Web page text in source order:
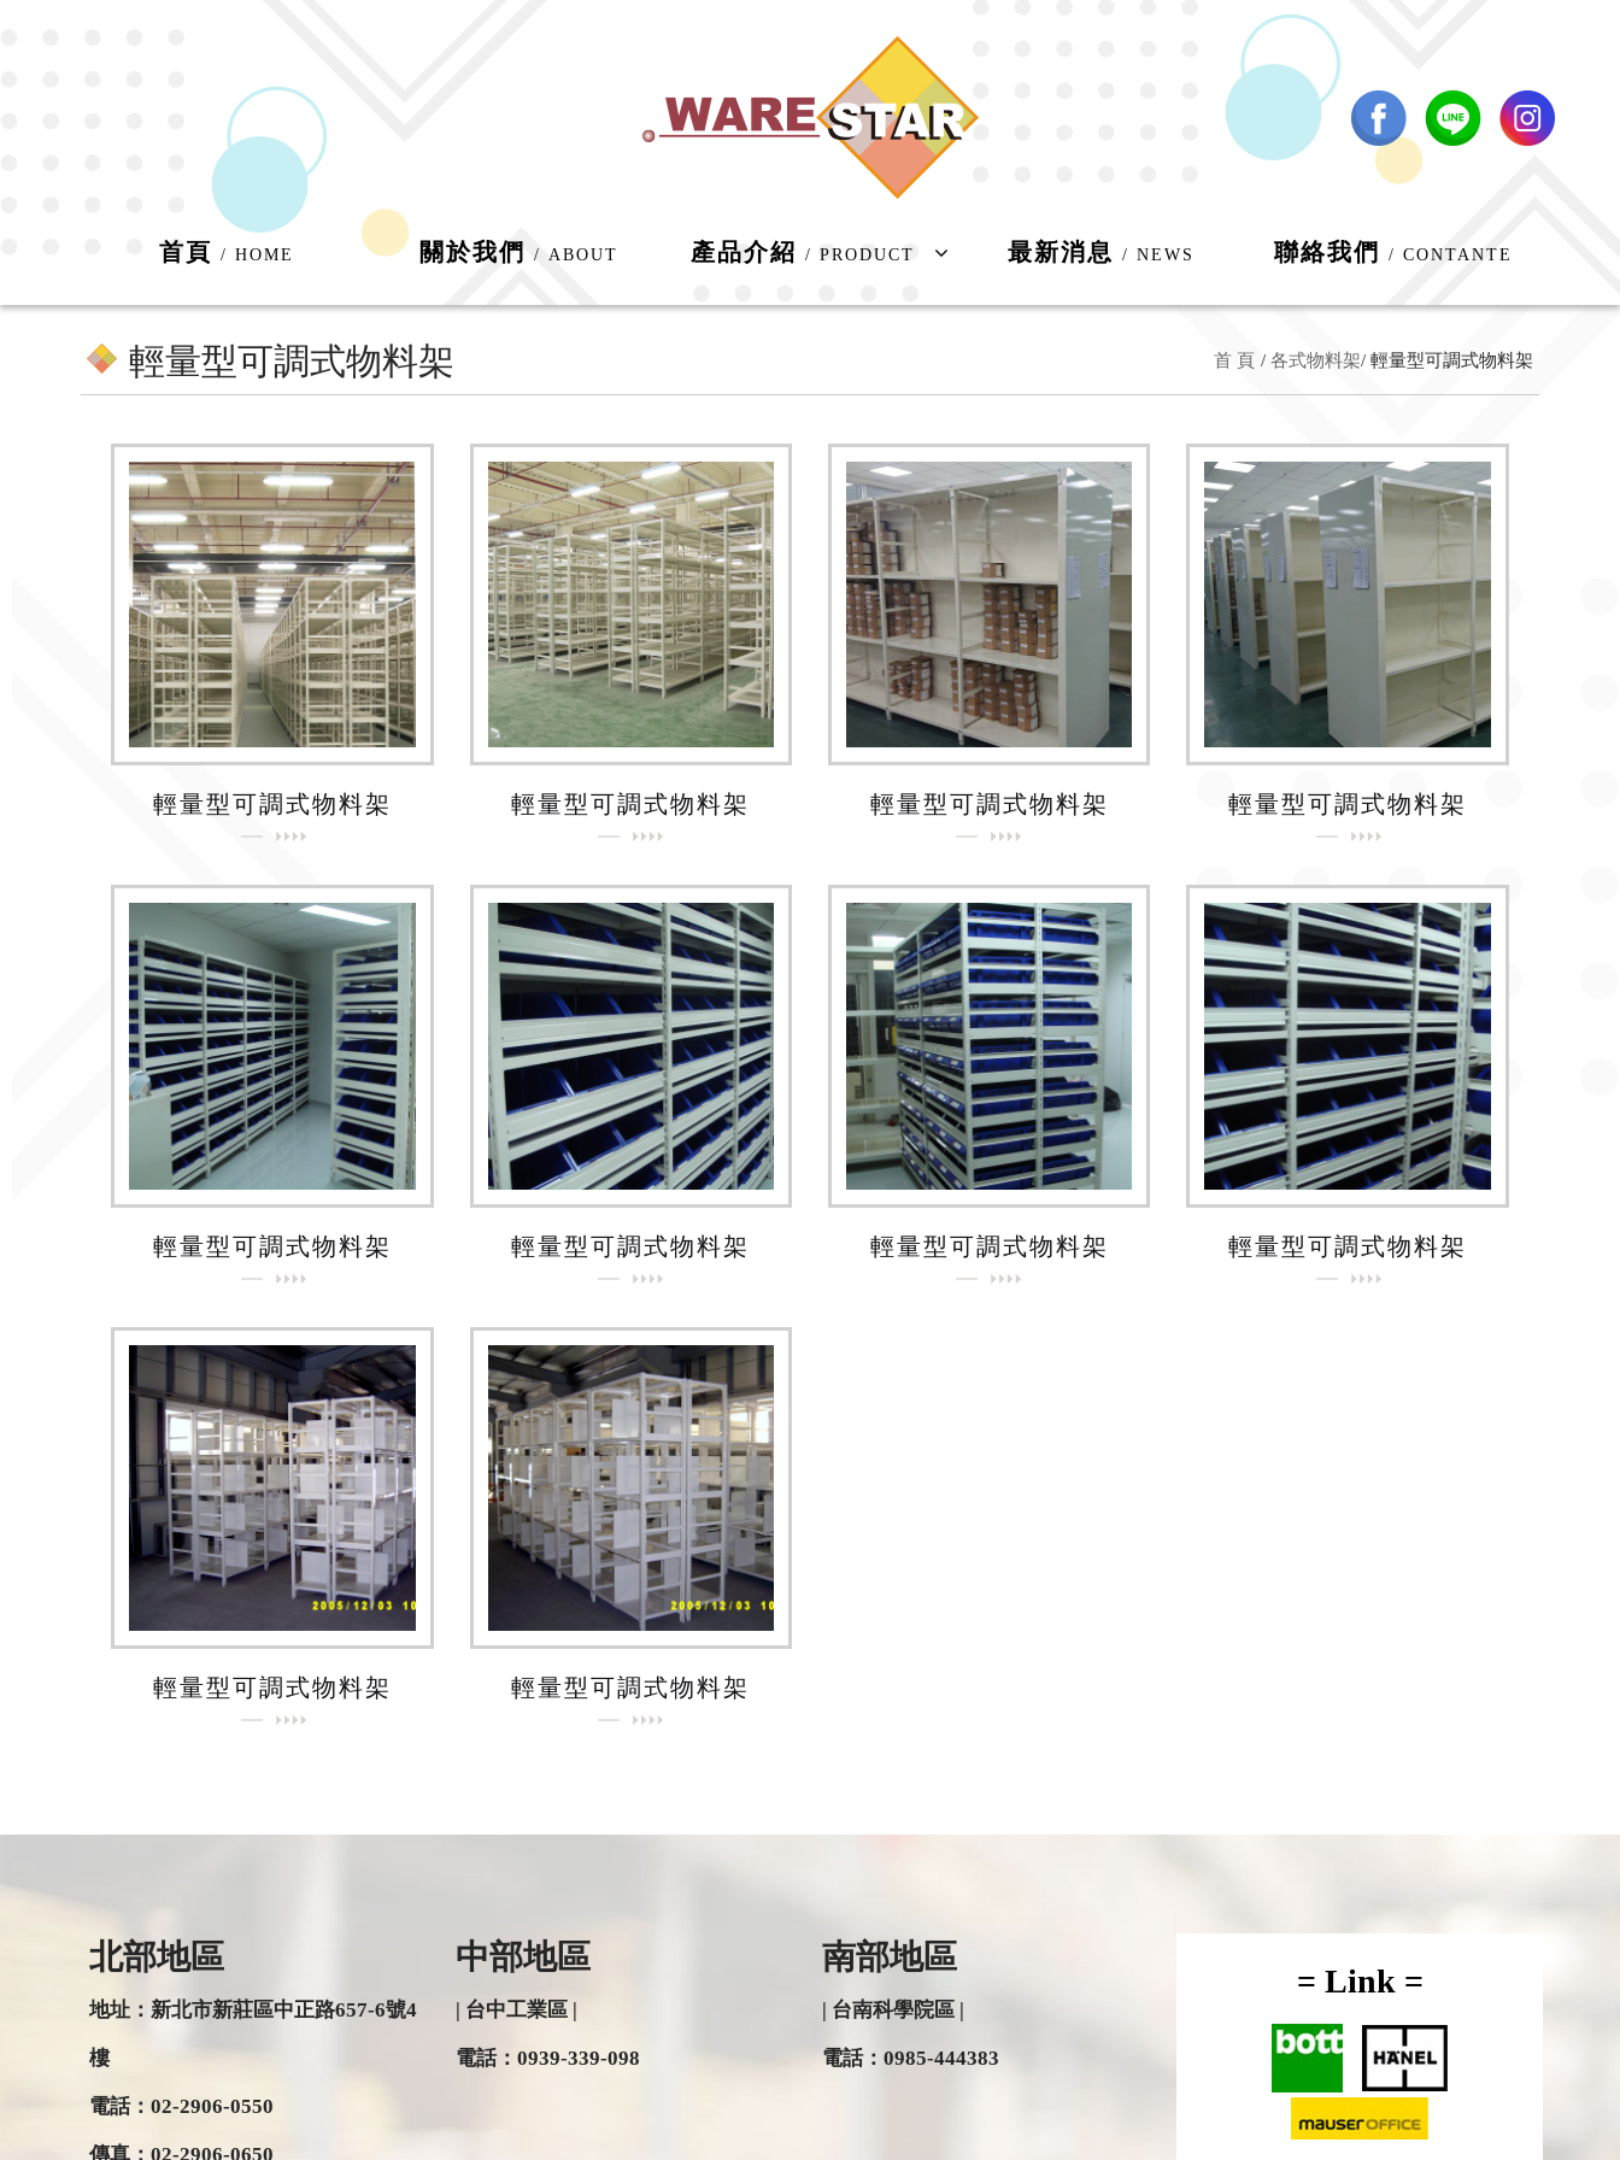
首頁/ HOME 關於我們 / ABOUT 產品介紹 / PRODUCT 最新消息/ NEWS 聯絡我們 / CONTANTE
輕量型可調式物料架 首 頁 各式物料架 輕量型可調式物料架
輕量型可調式物料架 輕量型可調式物料架 輕量型可調式物料架 輕量型可調式物料架
輕量型可調式物料架 輕量型可調式物料架 輕量型可調式物料架 輕量型可調式物料架
輕量型可調式物料架 輕量型可調式物料架
北部地區
地址：新北市新莊區中正路657-6號4
樓
電話： 02-2906-0550
傳真： 02-2906-0650
中部地區
| 台中工業區 |
電話： 0939-339-098
南部地區
| 台南科學院區 |
電話： 0985-444383
= Link =